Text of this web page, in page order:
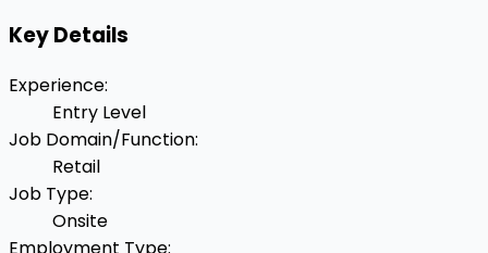
Key Details
Experience:
Entry Level
Job Domain/Function:
Retail
Job Type:
Onsite